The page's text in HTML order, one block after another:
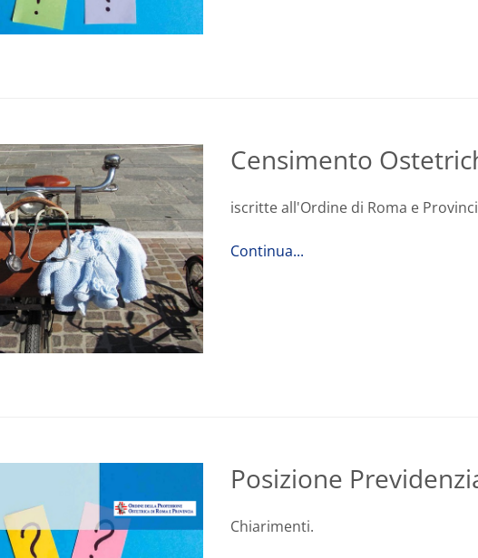
Censimento
iscritte all'Ordine di Roma e
Continua...
Posizione
Chiarimenti.